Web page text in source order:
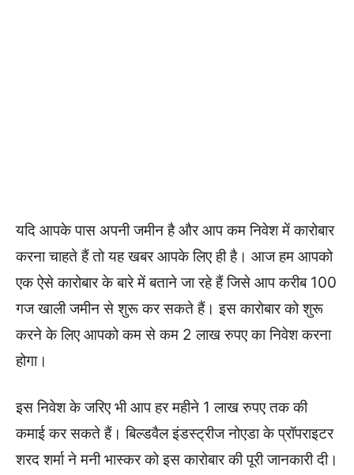
यदि आपके पास अपनी जमीन है और आप कम निवेश में कारोबार
करना चाहते हैं तो यह खबर आपके लिए ही है। आज हम आपको
एक ऐसे कारोबार के बारे में बताने जा रहे हैं जिसे आप करीब 100
गज खाली जमीन से शुरू कर सकते हैं। इस कारोबार को शुरू
करने के लिए आपको कम से कम 2 लाख रुपए का निवेश करना
होगा।
इस निवेश के जरिए भी आप हर महीने 1 लाख रुपए तक की
कमाई कर सकते हैं। बिल्डवैल इंडस्ट्रीज नोएडा के प्रॉपराइटर
शरद शर्मा ने मनी भास्कर को इस कारोबार की पूरी जानकारी दी।